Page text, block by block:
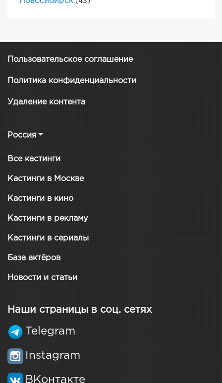
Пользовательское соглашение
Политика конфиденциальности
Удаление контента
Россия
Все кастинги
Кастинги в Москве
Кастинги в кино
Кастинги в рекламу
Кастинги в сериалы
База актёров
Новости и статьи
Наши страницы в соц. сетях
Telegram
Instagram
ВКонтакте